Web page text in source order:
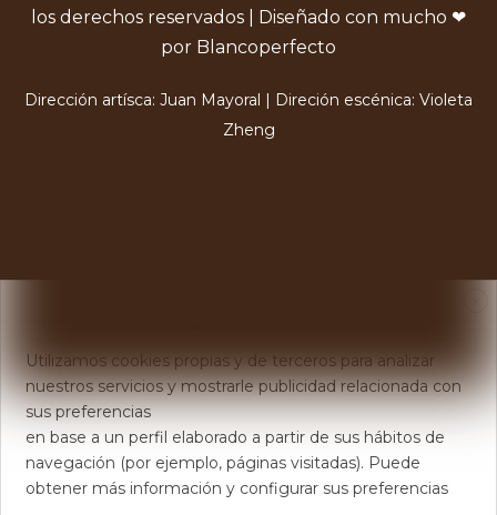
los derechos reservados | Diseñado con mucho ❤
por Blancoperfecto
Dirección artísca: Juan Mayoral | Direción escénica: Violeta
Zheng
Utilizamos cookies propias y de terceros para analizar
nuestros servicios y mostrarle publicidad relacionada con
sus preferencias
en base a un perfil elaborado a partir de sus hábitos de
navegación (por ejemplo, páginas visitadas). Puede
obtener más información y configurar sus preferencias